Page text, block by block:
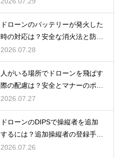
ドローンのバッテリーが発火した
時の対応は？安全な消火法と防止
策を解説
2026.07.28
人がいる場所でドローンを飛ばす
際の配慮は？安全とマナーのポイ
ント
2026.07.27
ドローンのDIPSで操縦者を追加
するには？追加操縦者の登録手順
を解説
2026.07.26